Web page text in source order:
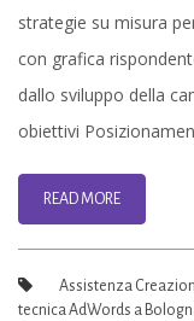
per
il
No
Profit
Bologna
|
ADS
strategie su misura
con grafica
dallo sviluppo della
obiettivi
READ MORE
Assistenza
tecnica AdWords a